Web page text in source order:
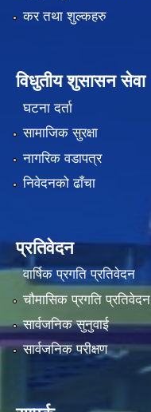
कर तथा शुल्कहरु
विधुतीय शुसासन सेवा
घटना दर्ता
सामाजिक सुरक्षा
नागरिक वडापत्र
निवेदनको ढाँचा
प्रतिवेदन
वार्षिक प्रगति प्रतिवेदन
चौमासिक प्रगति प्रतिवेदन
सार्वजनिक सुनुवाई
सार्वजनिक परीक्षण